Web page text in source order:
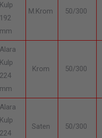
Kulp
192
mm
M.Krom 50/300
Alara
Kulp
224
mm
Krom 50/300
Alara
Kulp
224
Saten 50/300